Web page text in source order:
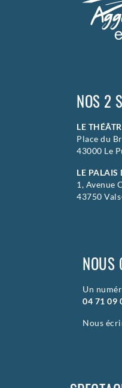
NOS 2
LE
Place du
43000 Le
LE PALAIS
1, Avenue
43750
NOUS
Un
04 71 09
Nous